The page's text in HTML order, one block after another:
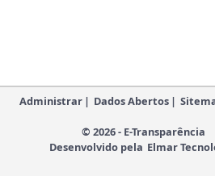
Administrar | Dados Abertos |
© 2026 - E-Transparência
Desenvolvido pela Elmar